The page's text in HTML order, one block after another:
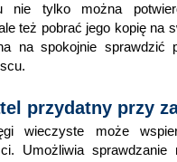
nie tylko można
też pobrać jego kopię na
na spokojnie
przydatny przy
wieczyste może
Umożliwia